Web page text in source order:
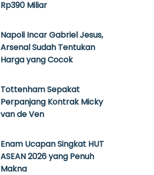
Rp390 Miliar
Napoli Incar Gabriel Jesus,
Arsenal Sudah Tentukan
Harga yang Cocok
Tottenham Sepakat
Perpanjang Kontrak Micky
van de Ven
Enam Ucapan Singkat HUT
ASEAN 2026 yang Penuh
Makna